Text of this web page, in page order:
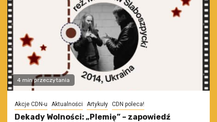
4 min przeczytania
Akcje CDN-u Aktualności Artykuły CDN poleca!
Dekady Wolności: „Plemię” – zapowiedź